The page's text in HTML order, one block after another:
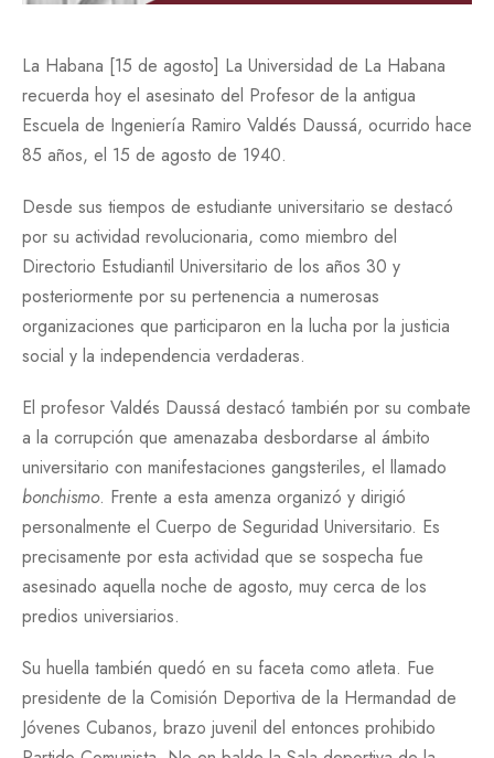
La Habana [15 de agosto] La Universidad de La Habana
recuerda hoy el asesinato del Profesor de la antigua
Escuela de Ingeniería Ramiro Valdés Daussá, ocurrido hace
85 años, el 15 de agosto de 1940.
Desde sus tiempos de estudiante universitario se destacó
por su actividad revolucionaria, como miembro del
Directorio Estudiantil Universitario de los años 30 y
posteriormente por su pertenencia a numerosas
organizaciones que participaron en la lucha por la justicia
social y la independencia verdaderas.
El profesor Valdés Daussá destacó también por su combate
a la corrupción que amenazaba desbordarse al ámbito
universitario con manifestaciones gangsteriles, el llamado
bonchismo. Frente a esta amenza organizó y dirigió
personalmente el Cuerpo de Seguridad Universitario. Es
precisamente por esta actividad que se sospecha fue
asesinado aquella noche de agosto, muy cerca de los
predios universiarios.
Su huella también quedó en su faceta como atleta. Fue
presidente de la Comisión Deportiva de la Hermandad de
Jóvenes Cubanos, brazo juvenil del entonces prohibido